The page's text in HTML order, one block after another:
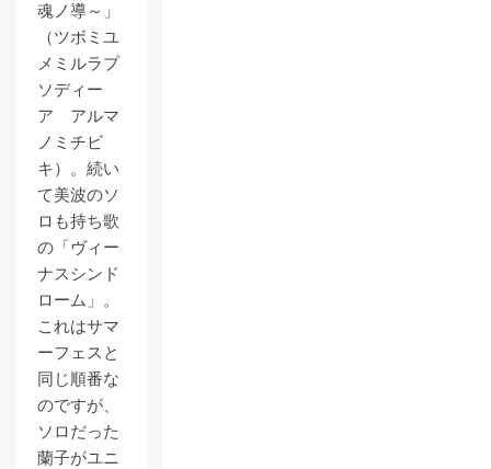
魂ノ導～」
（ツボミユ
メミルラプ
ソディー
ア アルマ
ノミチビ
キ）。続い
て美波のソ
ロも持ち歌
の「ヴィー
ナスシンド
ローム」。
これはサマ
ーフェスと
同じ順番な
のですが、
ソロだった
蘭子がユニ